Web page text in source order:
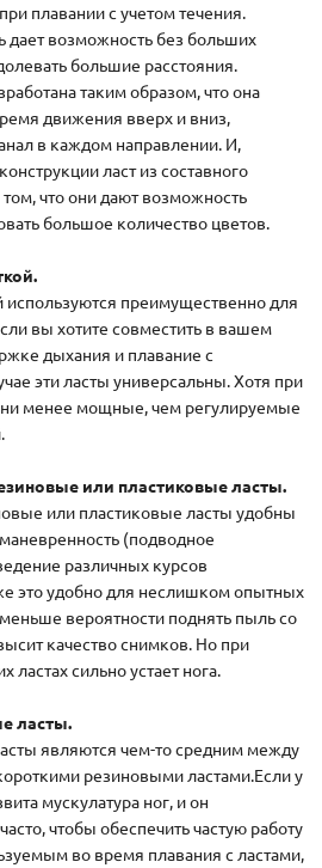
плавании с учетом течения.
дает возможность без больших
большие расстояния.
таким образом, что она
движения вверх и вниз,
в каждом направлении. И,
ласт из составного
том, что они дают возможность
большое количество цветов.
используются преимущественно для
вы хотите совместить в вашем
дыхания и плавание с
эти ласты универсальны. Хотя при
менее мощные, чем регулируемые
или пластиковые ласты.
или пластиковые ласты удобны
(подводное
различных курсов
это удобно для неслишком опытных
вероятности поднять пыль со
качество снимков. Но при
ластах сильно устает нога.
ласты.
являются чем-то средним между
резиновыми ластами.Если у
мускулатура ног, и он
чтобы обеспечить частую работу
во время плавания с ластами,